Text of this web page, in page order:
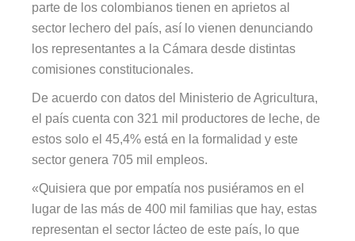
parte de los colombianos tienen en aprietos al
sector lechero del país, así lo vienen denunciando
los representantes a la Cámara desde distintas
comisiones constitucionales.
De acuerdo con datos del Ministerio de Agricultura,
el país cuenta con 321 mil productores de leche, de
estos solo el 45,4% está en la formalidad y este
sector genera 705 mil empleos.
«Quisiera que por empatía nos pusiéramos en el
lugar de las más de 400 mil familias que hay, estas
representan el sector lácteo de este país, lo que